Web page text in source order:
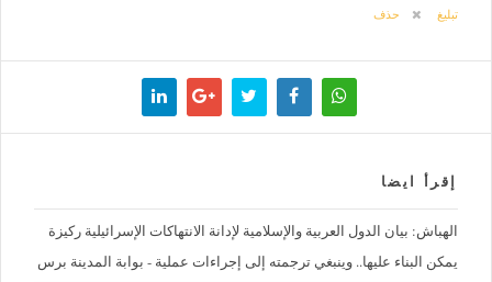
تبليغ
حذف
إقرأ ايضا
الهباش: بيان الدول العربية والإسلامية لإدانة الانتهاكات الإسرائيلية ركيزة
يمكن البناء عليها.. وينبغي ترجمته إلى إجراءات عملية - بوابة المدينة برس